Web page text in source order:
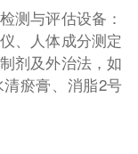
测与评估设备：
、人体成分测定
剂及外治法，如
瘀膏、消脂2号